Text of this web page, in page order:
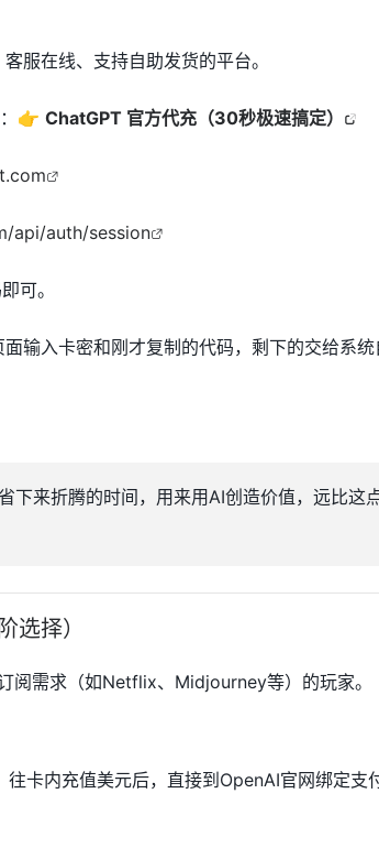
服在线、支持自助发货的平台。
👉 ChatGPT 官方代充（30秒极速搞定）
api/auth/session
可。
输入卡密和刚才复制的代码，剩下的交给系
下来折腾的时间，用来用AI创造价值，远比这
选择）
阅需求（如Netflix、Midjourney等）的玩家。
卡内充值美元后，直接到OpenAI官网绑定支